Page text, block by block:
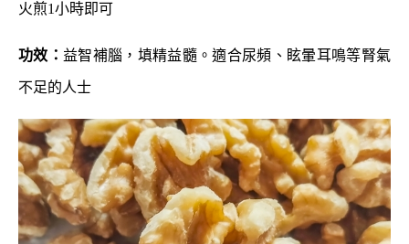
火煎1小時即可
功效： 益智補腦，填精益髓。適合尿頻、眩暈耳鳴等腎氣
不足的人士